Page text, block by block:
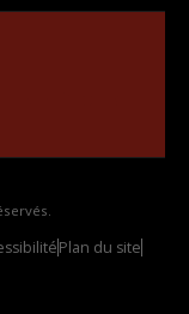
Plan du site